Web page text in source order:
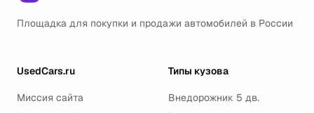
Площадка для покупки и продажи автомобилей в России
UsedCars.ru
Миссия сайта
Типы кузова
Внедорожник 5 дв.